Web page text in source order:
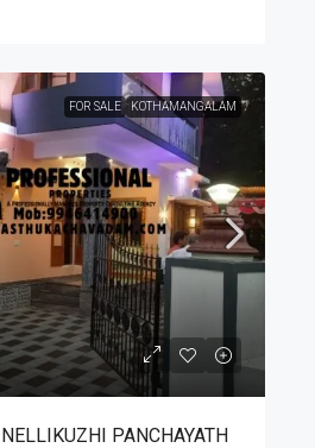
FOR SALE KOTHAMANGALAM
PANCHAYATH